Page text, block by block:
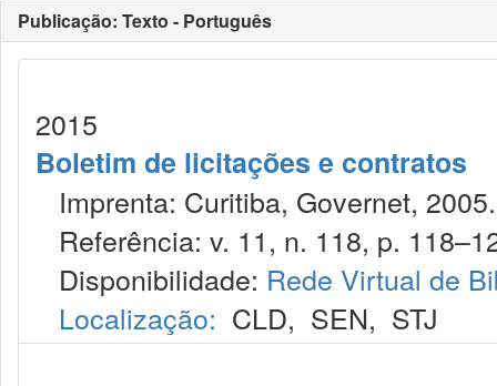
Publicação: Texto - Português
2015
Boletim de licitações e contratos
Imprenta: Curitiba, Governet, 2005.
Referência: v. 11, n. 118, p.
Disponibilidade: Rede Virtual de
Localização: CLD, SEN, STJ